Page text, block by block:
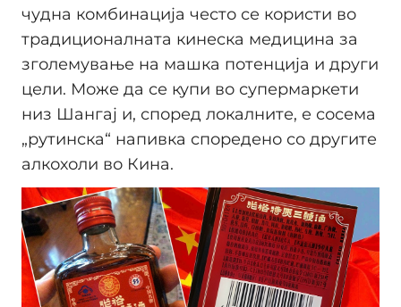
чудна комбинација често се користи во
традиционалната кинеска медицина за
зголемување на машка потенција и други
цели. Може да се купи во супермаркети
низ Шангај и, според локалните, е сосема
„рутинска“ напивка споредено со другите
алкохоли во Кина.